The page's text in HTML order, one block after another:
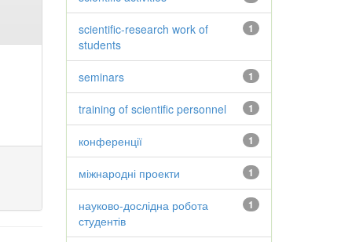
1
scientific-research work of
students
1
seminars
1
training of scientific personnel
1
конференції
1
міжнародні проекти
1
науково-дослідна робота
студентів